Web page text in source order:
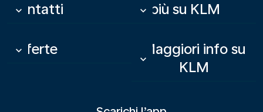
Contatti
keyboard_arrow_down Di più su KLM
keyboard_arrow_down
Offerte
keyboard_arrow_down
Maggiori info su
KLM
keyboard_arrow_down